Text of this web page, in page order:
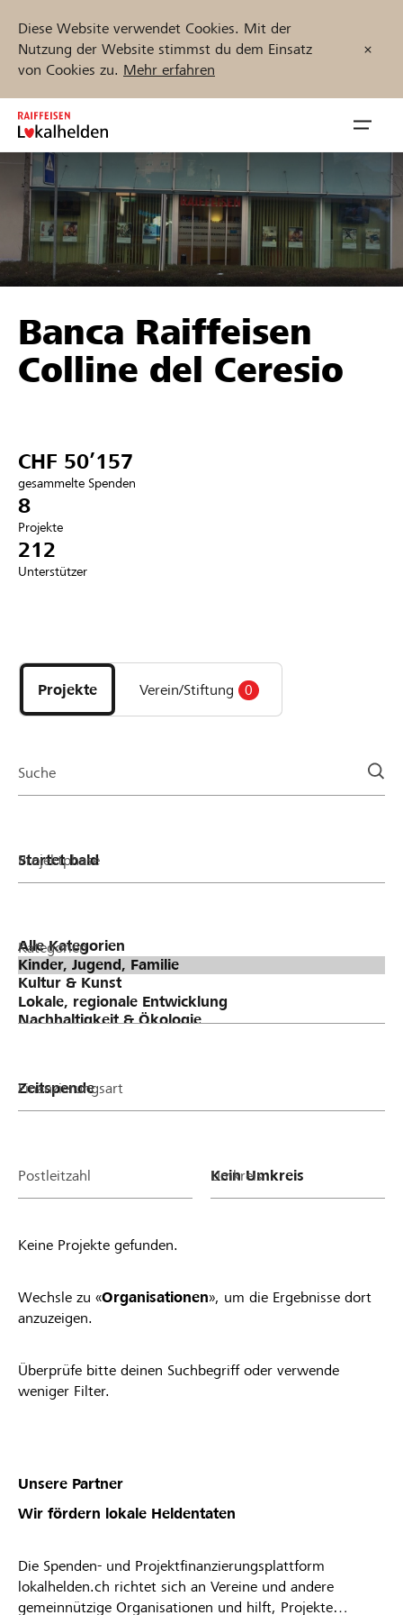
Diese Website verwendet Cookies. Mit der
Nutzung der Website stimmst du dem Einsatz
von Cookies zu. Mehr erfahren
Zum
Inhalt
springen
öffnen
Unterstützen
Hilfe & Support
Anmelden
Projekte und Organisationen finden
Jetzt starten
DE FR IT
Banca Raiffeisen
Colline del Ceresio
CHF 50’157
gesammelte Spenden
8
Projekte
212
Unterstützer
Projekte
und
Organisationen
Projekte Verein/Stiftung 0
Suche
Projektphase
Kategorien
Finanzierungsart
Postleitzahl Umkreis
Keine Projekte gefunden.
Wechsle zu «Organisationen», um die Ergebnisse dort
anzuzeigen.
Überprüfe bitte deinen Suchbegriff oder verwende
weniger Filter.
Unsere Partner
Wir fördern lokale Heldentaten
Die Spenden- und Projektfinanzierungsplattform
lokalhelden.ch richtet sich an Vereine und andere
gemeinnützige Organisationen und hilft, Projekte